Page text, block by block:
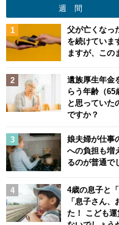
週 間
父が亡くなっ
を続けていま
ますが、この
遺族厚生年金
らう年齢（65
と思っていた
ですか？
娘夫婦が仕事
への負担も増
るのが普通で
4歳の息子と
「息子さん
た！ こども運